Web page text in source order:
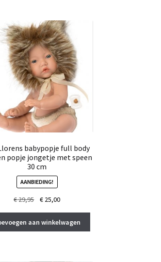
babypopje full body
popje jongetje met speen
30 cm
AANBIEDING!
€29,95
Oorspronkelijke
was:
€ 29,95.
€ 25,00Huidige
is:
€ 25,00.
aan winkelwagen